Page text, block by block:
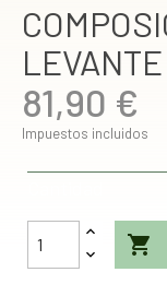
LEVANTE
81,90 €
Impuestos incluidos
